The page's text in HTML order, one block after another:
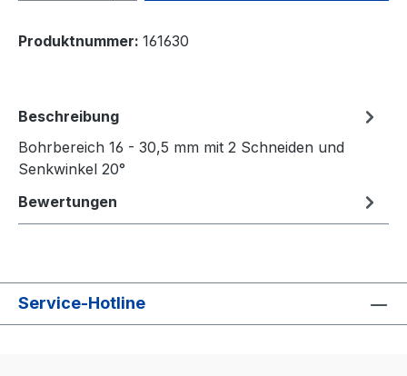
Produktnummer: 161630
Beschreibung
Bohrbereich 16 - 30,5 mm mit 2 Schneiden und
Senkwinkel 20°
Bewertungen
Service-Hotline